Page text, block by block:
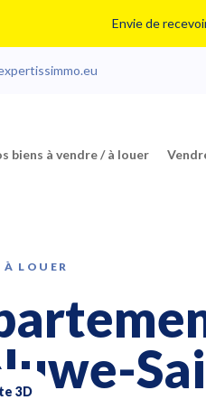
Envie de
biens à vendre / à louer
À LOUER
3D